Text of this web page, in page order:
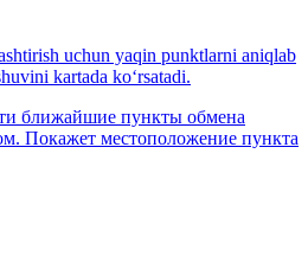
uchun yaqin punktlarni aniqlab
kartada ko‘rsatadi.
ближайшие пункты обмена
Покажет местоположение пункта